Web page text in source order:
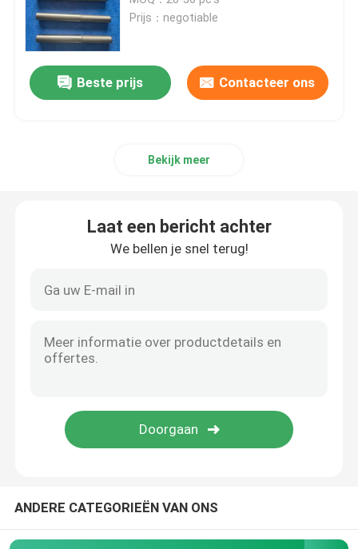
Hybride Ceramische Lagers
Het Lager van het siliciumcarbide
Ceramisch Duwlager
Geavanceerde Structurele Keramiek
De Bal van het siliciumnitride
Zirconiumdioxyde Ceramische bal
De Kogellagers van het siliciumcarbide
Prijs：negotiable
Beste prijs Contacteer ons
Bekijk meer
Laat een bericht achter
We bellen je snel terug!
ANDERE CATEGORIEËN VAN ONS